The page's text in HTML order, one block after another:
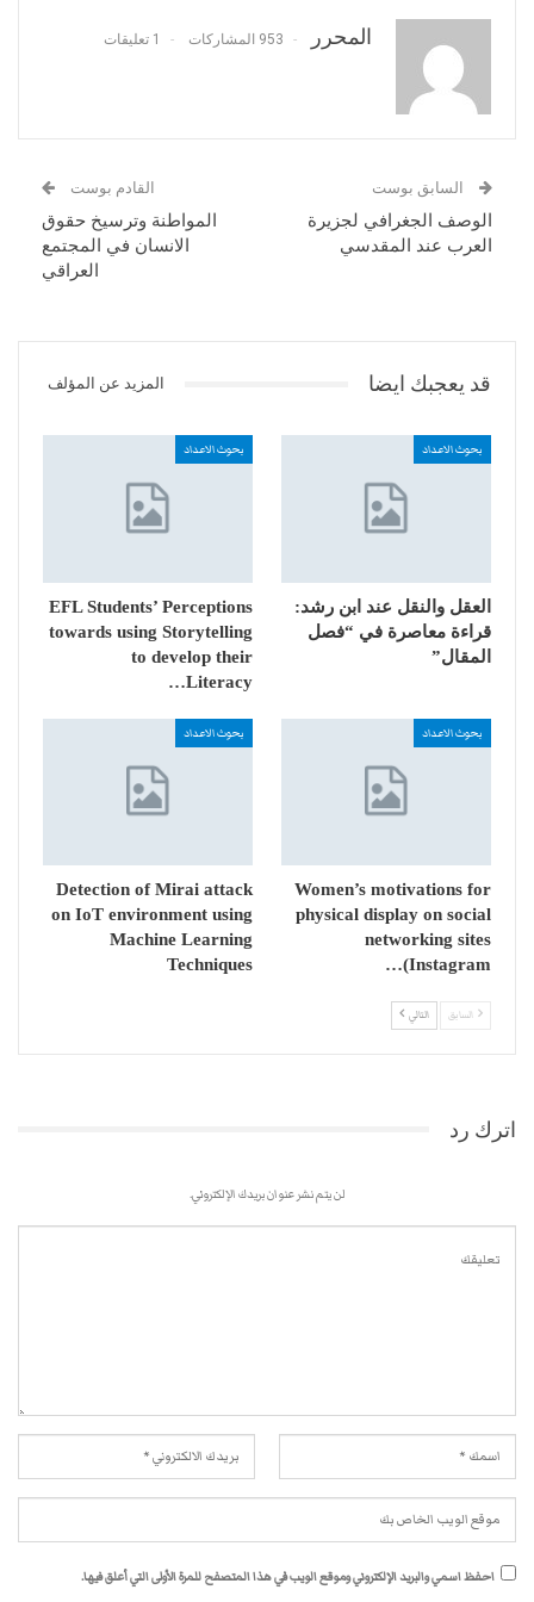
المحرر 953 المشاركات 1 تعليقات
السابق بوست
الوصف الجغرافي لجزيرة
العرب عند المقدسي
القادم بوست
المواطنة وترسيخ حقوق
الانسان في المجتمع
العراقي
قد يعجبك ايضا المزيد عن المؤلف
بحوث الاعداد
العقل والنقل عند ابن رشد:
قراءة معاصرة في “فصل
المقال”
بحوث الاعداد
EFL Students’ Perceptions
towards using Storytelling
to develop their
Literacy…
بحوث الاعداد
Women’s motivations for
physical display on social
networking sites
(Instagram…
بحوث الاعداد
Detection of Mirai attack
on IoT environment using
Machine Learning
Techniques
السابق التالي
اترك رد
لن يتم نشر عنوان بريدك الإلكتروني.
احفظ اسمي والبريد الإلكتروني وموقع الويب في هذا المتصفح للمرة الأولى التي أعلق فيها.